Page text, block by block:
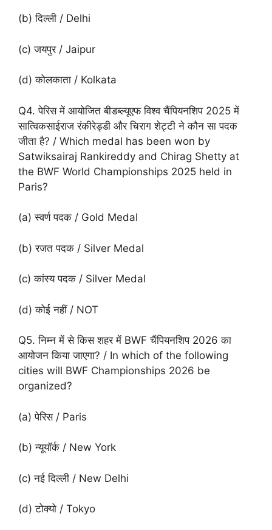
(b) दिल्ली / Delhi
(c) जयपुर / Jaipur
(d) कोलकाता / Kolkata
Q4. पेरिस में आयोजित बीडब्ल्यूएफ विश्व चैंपियनशिप 2025 में
सात्विकसाईराज रंकीरेड्डी और चिराग शेट्टी ने कौन सा पदक
जीता है? / Which medal has been won by
Satwiksairaj Rankireddy and Chirag Shetty at
the BWF World Championships 2025 held in
Paris?
(a) स्वर्ण पदक / Gold Medal
(b) रजत पदक / Silver Medal
(c) कांस्य पदक / Silver Medal
(d) कोई नहीं / NOT
Q5. निम्न में से किस शहर में BWF चैंपियनशिप 2026 का
आयोजन किया जाएगा? / In which of the following
cities will BWF Championships 2026 be
organized?
(a) पेरिस / Paris
(b) न्यूयॉर्क / New York
(c) नई दिल्ली / New Delhi
(d) टोक्यो / Tokyo